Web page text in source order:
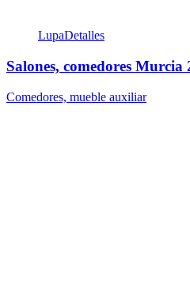
LupaDetalles
Salones, comedores Murcia
Comedores, mueble auxiliar